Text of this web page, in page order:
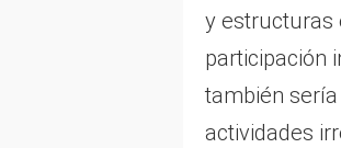
y estructuras
participación
también
actividades